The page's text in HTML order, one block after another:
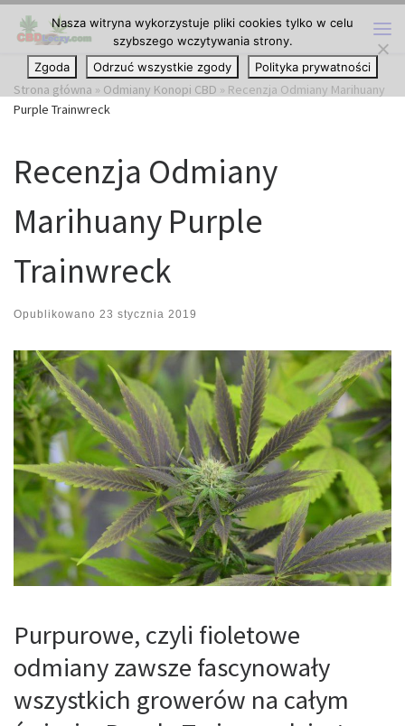
Przejdź do treści
Strona główna » Odmiany Konopi CBD » Recenzja Odmiany Marihuany
Purple Trainwreck
Recenzja Odmiany
Marihuany Purple
Trainwreck
Opublikowano 23 stycznia 2019
Purpurowe, czyli fioletowe
odmiany zawsze fascynowały
wszystkich growerów na całym
Nasza witryna wykorzystuje pliki cookies tylko w celu
szybszego wczytywania strony.
Zgoda
Odrzuć wszystkie zgody Polityka prywatności